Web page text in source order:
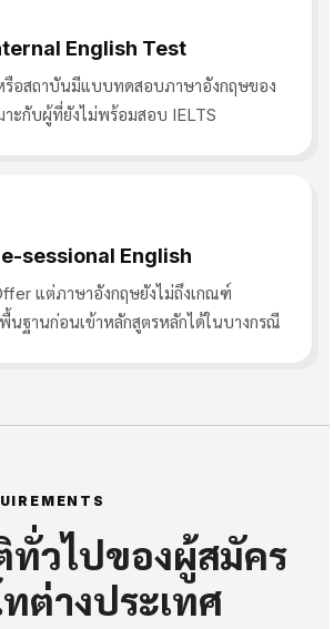
English Test
รือสถาบันมีแบบทดสอบภาษาอังกฤษของ
าะกับผู้ที่ยังไม่พร้อมสอบ IELTS
sessional English
แต่ภาษาอังกฤษยังไม่ถึงเกณฑ์
นฐานก่อนเข้าหลักสูตรหลักได้ในบางกรณี
วไปของผู้สมัคร
ต่างประเทศ